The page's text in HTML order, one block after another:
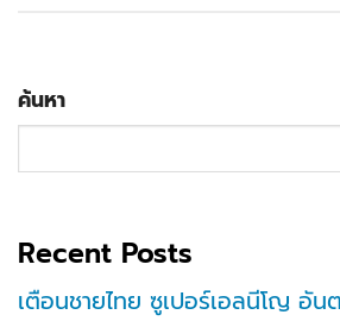
ค้นหา
Recent Posts
เตือนชายไทย ซูเปอร์เอลนีโญ อัน